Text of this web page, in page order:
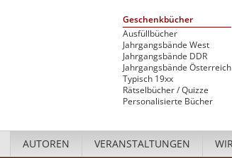
Geschenkbücher
Ausfüllbücher
Jahrgangsbände West
Jahrgangsbände DDR
Jahrgangsbände Österreich
Typisch 19xx
Rätselbücher / Quizze
Personalisierte Bücher
AUTOREN VERANSTALTUNGEN